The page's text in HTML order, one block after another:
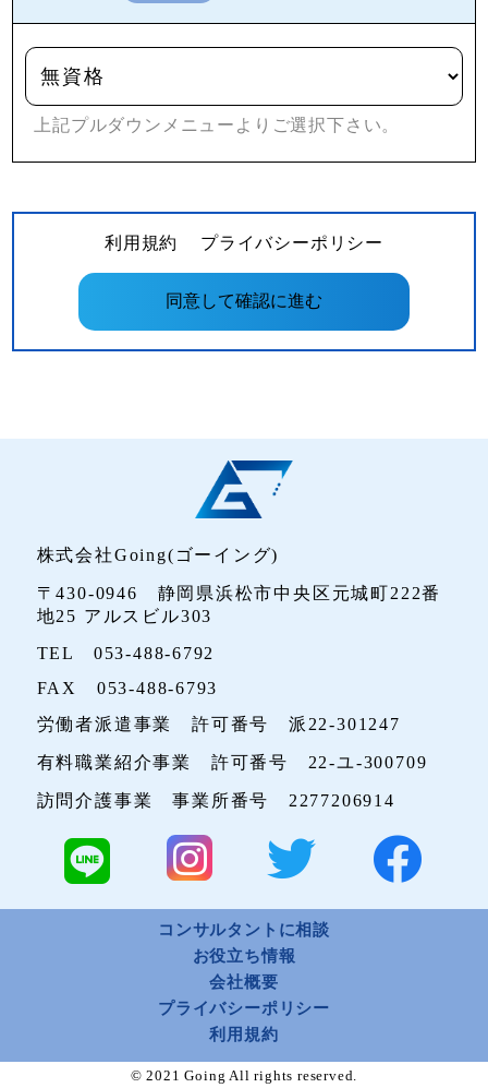
上記プルダウンメニューよりご選択下さい。
利用規約 プライバシーポリシー
株式会社Going(ゴーイング)
〒430-0946 静岡県浜松市中央区元城町222番
地25 アルスビル303
TEL 053-488-6792
FAX 053-488-6793
労働者派遣事業 許可番号 派22-301247
有料職業紹介事業 許可番号 22-ユ-300709
訪問介護事業 事業所番号 2277206914
コンサルタントに相談
お役立ち情報
会社概要
プライバシーポリシー
利用規約
© 2021 Going All rights reserved.